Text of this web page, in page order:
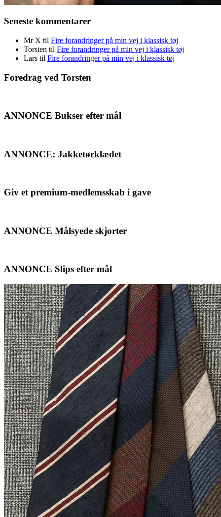
Seneste kommentarer
Mr X til Fire forandringer på min vej i klassisk tøj
Torsten til Fire forandringer på min vej i klassisk tøj
Lars til Fire forandringer på min vej i klassisk tøj
Foredrag ved Torsten
ANNONCE Bukser efter mål
ANNONCE: Jakketørklædet
Giv et premium-medlemsskab i gave
ANNONCE Målsyede skjorter
ANNONCE Slips efter mål